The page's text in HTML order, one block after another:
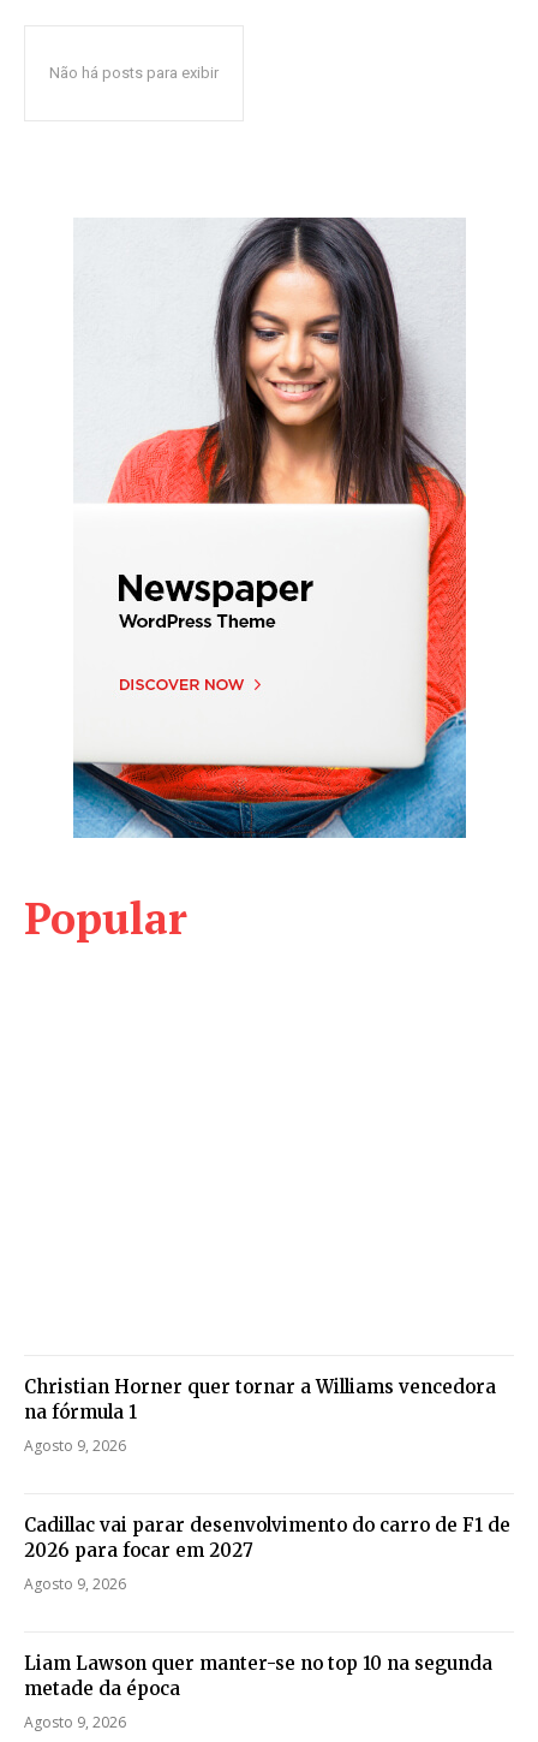
Não há posts para exibir
Popular
Christian Horner quer tornar a Williams vencedora
na fórmula 1
Agosto 9, 2026
Cadillac vai parar desenvolvimento do carro de F1 de
2026 para focar em 2027
Agosto 9, 2026
Liam Lawson quer manter-se no top 10 na segunda
metade da época
Agosto 9, 2026